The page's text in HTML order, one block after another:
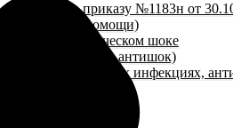
наборы по приказу №1183н от
неотложной помощи)
анафилактическом шоке
укладки, антишок)
при парентеральных инфекциях,